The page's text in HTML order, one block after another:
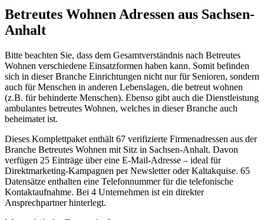
Betreutes Wohnen Adressen aus Sachsen-
Anhalt
Bitte beachten Sie, dass dem Gesamtverständnis nach Betreutes
Wohnen verschiedene Einsatzformen haben kann. Somit befinden
sich in dieser Branche Einrichtungen nicht nur für Senioren, sondern
auch für Menschen in anderen Lebenslagen, die betreut wohnen
(z.B. für behinderte Menschen). Ebenso gibt auch die Dienstleistung
ambulantes betreutes Wohnen, welches in dieser Branche auch
beheimatet ist.
Dieses Komplettpaket enthält 67 verifizierte Firmenadressen aus der
Branche Betreutes Wohnen mit Sitz in Sachsen-Anhalt. Davon
verfügen 25 Einträge über eine E-Mail-Adresse – ideal für
Direktmarketing-Kampagnen per Newsletter oder Kaltakquise. 65
Datensätze enthalten eine Telefonnummer für die telefonische
Kontaktaufnahme. Bei 4 Unternehmen ist ein direkter
Ansprechpartner hinterlegt.